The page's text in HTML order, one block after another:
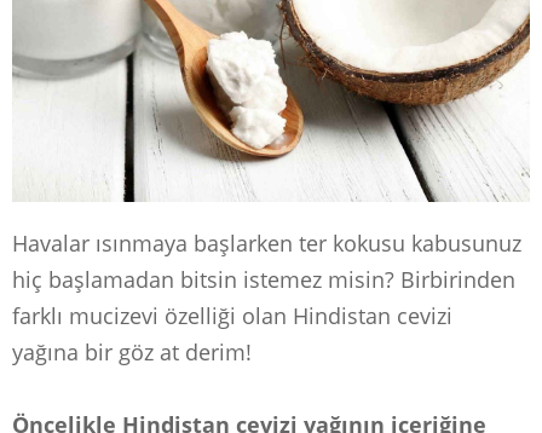
Havalar ısınmaya başlarken ter kokusu kabusunuz
hiç başlamadan bitsin istemez misin? Birbirinden
farklı mucizevi özelliği olan Hindistan cevizi
yağına bir göz at derim!
Öncelikle Hindistan cevizi yağının içeriğine